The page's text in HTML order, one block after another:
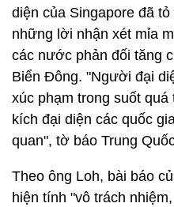
diện của Singapore đã
những lời nhận xét mỉa
các nước phản đối tăng
Biển Đông. "Người đại
xúc phạm trong suốt
kích đại diện các quốc
quan", tờ báo Trung
Theo ông Loh, bài báo
hiện tính "vô trách